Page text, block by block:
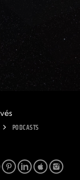
PODCASTS